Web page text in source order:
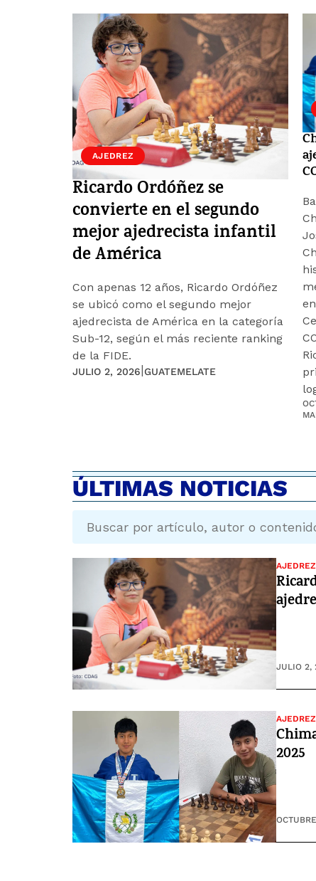
AJEDREZ
Con apenas 12 años, Ricardo Ordóñez
se ubicó como el segundo mejor
ajedrecista de América en la categoría
Sub-12, según el más reciente ranking
de la FIDE.
JULIO 2, 2026 GUATEMELATE
Ricardo Ordóñez se
convierte en el segundo
mejor ajedrecista infantil
de América
ÚLTIMAS NOTICIAS
AJEDREZ
JULIO 2,
AJEDREZ
2025